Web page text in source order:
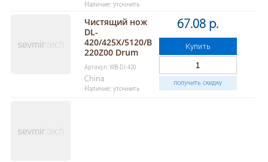
Наличие: уточнить
Чистящий нож
DL-
420/425X/5120/B
220Z00 Drum
Артикул: WB-Dl-420
China
Наличие: уточнить
67.08 р.
Купить
получить скидку